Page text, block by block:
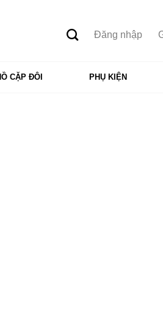
Đăng nhập
CẶP ĐÔI PHỤ KIỆN